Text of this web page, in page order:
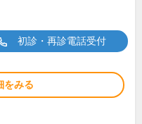
初診・再診電話受付
をみる